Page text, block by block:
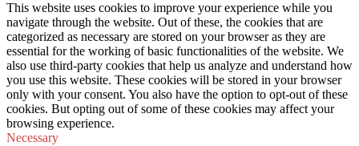
This website uses cookies to improve your experience while you
navigate through the website. Out of these, the cookies that are
categorized as necessary are stored on your browser as they are
essential for the working of basic functionalities of the website. We
also use third-party cookies that help us analyze and understand how
you use this website. These cookies will be stored in your browser
only with your consent. You also have the option to opt-out of these
cookies. But opting out of some of these cookies may affect your
browsing experience.
Necessary